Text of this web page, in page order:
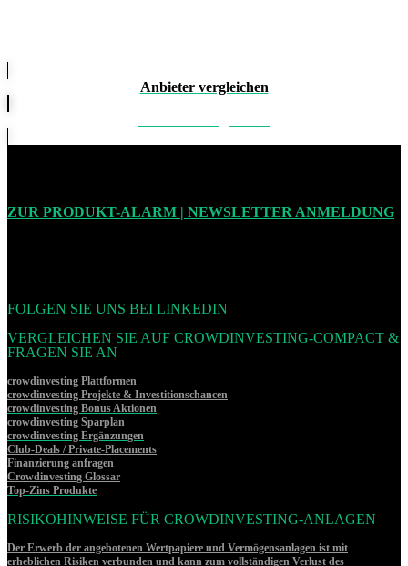
Anbieter vergleichen
ZUR PRODUKT-ALARM | NEWSLETTER ANMELDUNG
FOLGEN SIE UNS BEI LINKEDIN
VERGLEICHEN SIE AUF CROWDINVESTING-COMPACT &
FRAGEN SIE AN
crowdinvesting Plattformen
crowdinvesting Projekte & Investitionschancen
crowdinvesting Bonus Aktionen
crowdinvesting Sparplan
crowdinvesting Ergänzungen
Club-Deals / Private-Placements
Finanzierung anfragen
Crowdinvesting Glossar
Top-Zins Produkte
RISIKOHINWEISE FÜR CROWDINVESTING-ANLAGEN
Der Erwerb der angebotenen Wertpapiere und Vermögensanlagen ist mit
erheblichen Risiken verbunden und kann zum vollständigen Verlust des